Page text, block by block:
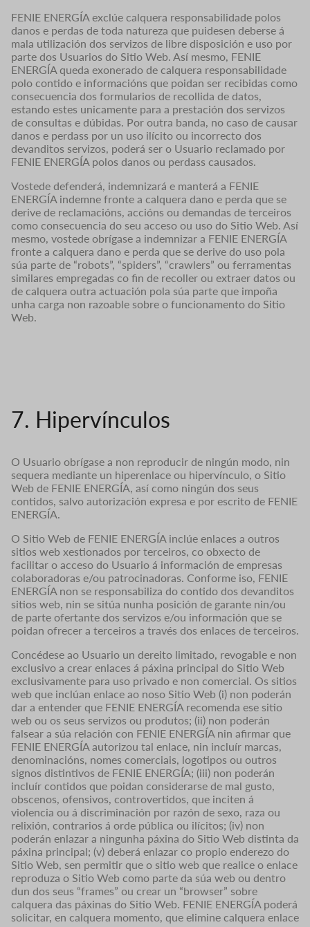
FENIE ENERGÍA exclúe calquera responsabilidade polos
danos e perdas de toda natureza que puidesen deberse á
mala utilización dos servizos de libre disposición e uso por
parte dos Usuarios do Sitio Web. Así mesmo, FENIE
ENERGÍA queda exonerado de calquera responsabilidade
polo contido e informacións que poidan ser recibidas como
consecuencia dos formularios de recollida de datos,
estando estes unicamente para a prestación dos servizos
de consultas e dúbidas. Por outra banda, no caso de causar
danos e perdass por un uso ilícito ou incorrecto dos
devanditos servizos, poderá ser o Usuario reclamado por
FENIE ENERGÍA polos danos ou perdass causados.
Vostede defenderá, indemnizará e manterá a FENIE
ENERGÍA indemne fronte a calquera dano e perda que se
derive de reclamacións, accións ou demandas de terceiros
como consecuencia do seu acceso ou uso do Sitio Web. Así
mesmo, vostede obrígase a indemnizar a FENIE ENERGÍA
fronte a calquera dano e perda que se derive do uso pola
súa parte de “robots”, “spiders”, “crawlers” ou ferramentas
similares empregadas co fin de recoller ou extraer datos ou
de calquera outra actuación pola súa parte que impoña
unha carga non razoable sobre o funcionamento do Sitio
Web.
7. Hipervínculos
O Usuario obrígase a non reproducir de ningún modo, nin
sequera mediante un hiperenlace ou hipervínculo, o Sitio
Web de FENIE ENERGÍA, así como ningún dos seus
contidos, salvo autorización expresa e por escrito de FENIE
ENERGÍA.
O Sitio Web de FENIE ENERGÍA inclúe enlaces a outros
sitios web xestionados por terceiros, co obxecto de
facilitar o acceso do Usuario á información de empresas
colaboradoras e/ou patrocinadoras. Conforme iso, FENIE
ENERGÍA non se responsabiliza do contido dos devanditos
sitios web, nin se sitúa nunha posición de garante nin/ou
de parte ofertante dos servizos e/ou información que se
poidan ofrecer a terceiros a través dos enlaces de terceiros.
Concédese ao Usuario un dereito limitado, revogable e non
exclusivo a crear enlaces á páxina principal do Sitio Web
exclusivamente para uso privado e non comercial. Os sitios
web que inclúan enlace ao noso Sitio Web (i) non poderán
dar a entender que FENIE ENERGÍA recomenda ese sitio
web ou os seus servizos ou produtos; (ii) non poderán
falsear a súa relación con FENIE ENERGÍA nin afirmar que
FENIE ENERGÍA autorizou tal enlace, nin incluír marcas,
denominacións, nomes comerciais, logotipos ou outros
signos distintivos de FENIE ENERGÍA; (iii) non poderán
incluír contidos que poidan considerarse de mal gusto,
obscenos, ofensivos, controvertidos, que inciten á
violencia ou á discriminación por razón de sexo, raza ou
relixión, contrarios á orde pública ou ilícitos; (iv) non
poderán enlazar a ningunha páxina do Sitio Web distinta da
páxina principal; (v) deberá enlazar co propio enderezo do
Sitio Web, sen permitir que o sitio web que realice o enlace
reproduza o Sitio Web como parte da súa web ou dentro
dun dos seus “frames” ou crear un “browser” sobre
calquera das páxinas do Sitio Web. FENIE ENERGÍA poderá
solicitar, en calquera momento, que elimine calquera enlace